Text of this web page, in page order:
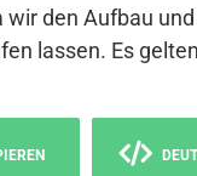
den Aufbau
lassen. Es